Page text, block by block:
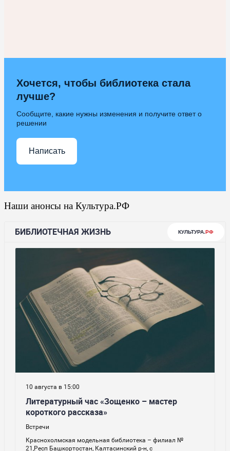
Хочется, чтобы библиотека стала
лучше?
Сообщите, какие нужны изменения и получите ответ о
решении
Написать
Наши анонсы на Культура.РФ